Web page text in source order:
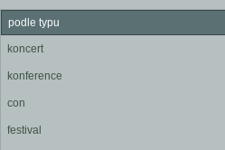
podle typu
koncert
konference
con
festival